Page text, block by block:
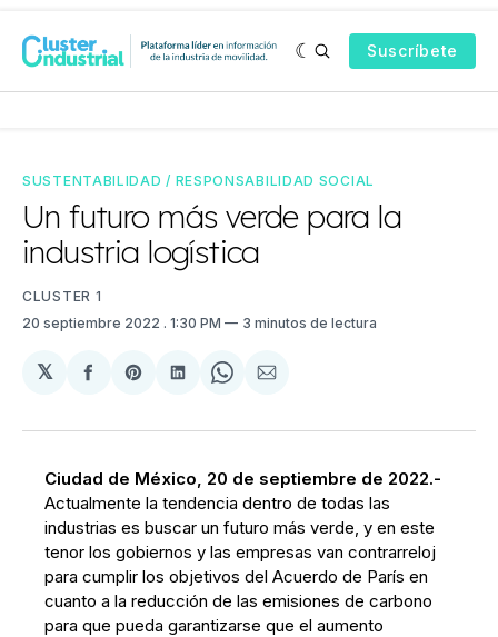
Suscríbete
SUSTENTABILIDAD / RESPONSABILIDAD SOCIAL
Un futuro más verde para la
industria logística
CLUSTER 1
20 septiembre 2022 . 1:30 PM 3 minutos de lectura
𝕏
Compartir
Facebook
Share
Pinterest
Compartir
LinkedIn
Share
WhatsApp
Compartir
Email
Ciudad de México, 20 de septiembre de 2022.-
Actualmente la tendencia dentro de todas las
industrias es buscar un futuro más verde, y en este
tenor los gobiernos y las empresas van contrarreloj
para cumplir los objetivos del Acuerdo de París en
cuanto a la reducción de las emisiones de carbono
para que pueda garantizarse que el aumento